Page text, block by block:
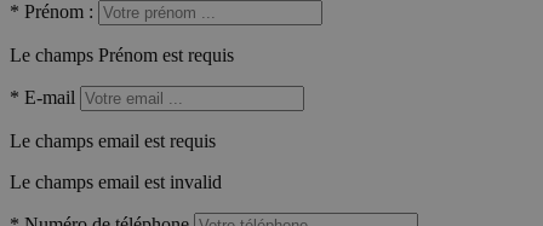
* Prénom :
Le champs Prénom est requis
* E-mail
Le champs email est requis
Le champs email est invalid